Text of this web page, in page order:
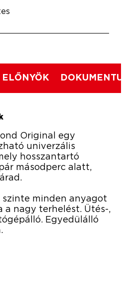
Original egy
univerzális
hosszantartó
másodperc alatt,
szinte minden anyagot
a nagy terhelést. Ütés-,
Egyedülálló